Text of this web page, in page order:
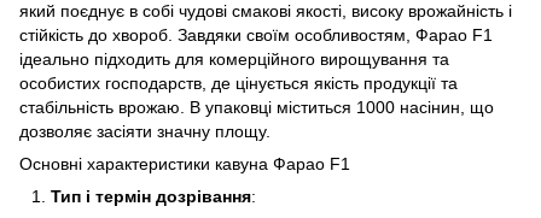
який поєднує в собі чудові смакові якості, високу врожайність і
стійкість до хвороб. Завдяки своїм особливостям, Фарао F1
ідеально підходить для комерційного вирощування та
особистих господарств, де цінується якість продукції та
стабільність врожаю. В упаковці міститься 1000 насінин, що
дозволяє засіяти значну площу.
Основні характеристики кавуна Фарао F1
Тип і термін дозрівання: